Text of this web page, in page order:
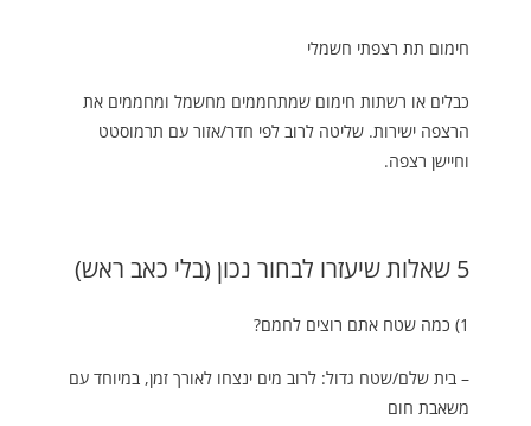
חימום תת רצפתי חשמלי
כבלים או רשתות חימום שמתחממים מחשמל ומחממים את
הרצפה ישירות. שליטה לרוב לפי חדר/אזור עם תרמוסטט
וחיישן רצפה.
5 שאלות שיעזרו לבחור נכון (בלי כאב ראש)
1) כמה שטח אתם רוצים לחמם?
– בית שלם/שטח גדול: לרוב מים ינצחו לאורך זמן, במיוחד עם
משאבת חום